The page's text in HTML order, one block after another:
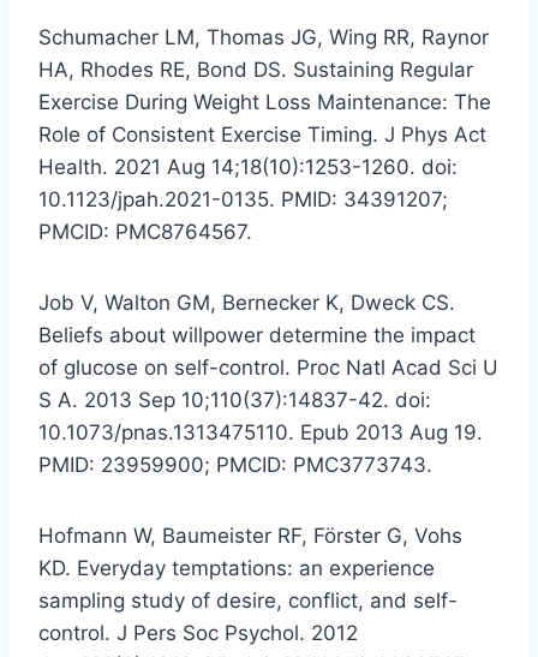
Schumacher LM, Thomas JG, Wing RR, Raynor
HA, Rhodes RE, Bond DS. Sustaining Regular
Exercise During Weight Loss Maintenance: The
Role of Consistent Exercise Timing. J Phys Act
Health. 2021 Aug 14;18(10):1253-1260. doi:
10.1123/jpah.2021-0135. PMID: 34391207;
PMCID: PMC8764567.
Job V, Walton GM, Bernecker K, Dweck CS.
Beliefs about willpower determine the impact
of glucose on self-control. Proc Natl Acad Sci U
S A. 2013 Sep 10;110(37):14837-42. doi:
10.1073/pnas.1313475110. Epub 2013 Aug 19.
PMID: 23959900; PMCID: PMC3773743.
Hofmann W, Baumeister RF, Förster G, Vohs
KD. Everyday temptations: an experience
sampling study of desire, conflict, and self-
control. J Pers Soc Psychol. 2012